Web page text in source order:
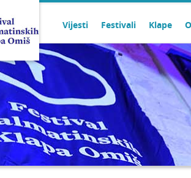
Vijesti Festivali Klape